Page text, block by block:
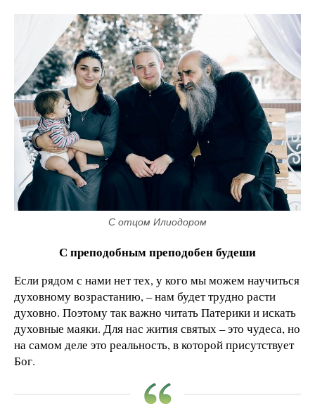
С отцом Илиодором
С преподобным преподобен будеши
Если рядом с нами нет тех, у кого мы можем научиться
духовному возрастанию, – нам будет трудно расти
духовно. Поэтому так важно читать Патерики и искать
духовные маяки. Для нас жития святых – это чудеса, но
на самом деле это реальность, в которой присутствует
Бог.